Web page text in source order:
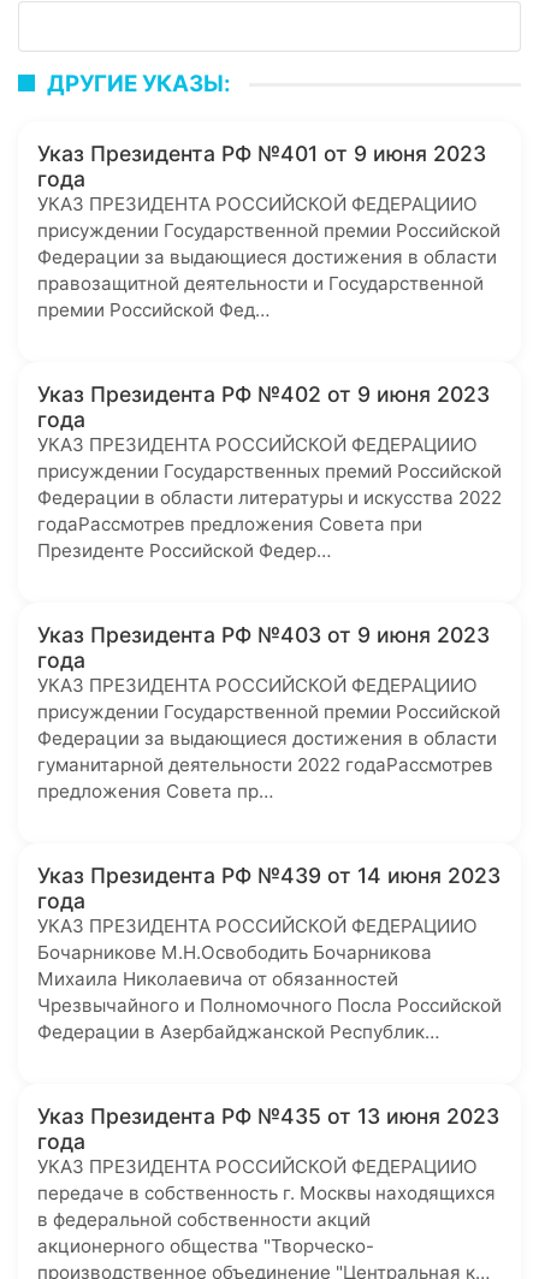
ДРУГИЕ УКАЗЫ:
Указ Президента РФ №401 от 9 июня 2023
года
УКАЗ ПРЕЗИДЕНТА РОССИЙСКОЙ ФЕДЕРАЦИИО
присуждении Государственной премии Российской
Федерации за выдающиеся достижения в области
правозащитной деятельности и Государственной
премии Российской Фед…
Указ Президента РФ №402 от 9 июня 2023
года
УКАЗ ПРЕЗИДЕНТА РОССИЙСКОЙ ФЕДЕРАЦИИО
присуждении Государственных премий Российской
Федерации в области литературы и искусства 2022
годаРассмотрев предложения Совета при
Президенте Российской Федер…
Указ Президента РФ №403 от 9 июня 2023
года
УКАЗ ПРЕЗИДЕНТА РОССИЙСКОЙ ФЕДЕРАЦИИО
присуждении Государственной премии Российской
Федерации за выдающиеся достижения в области
гуманитарной деятельности 2022 годаРассмотрев
предложения Совета пр…
Указ Президента РФ №439 от 14 июня 2023
года
УКАЗ ПРЕЗИДЕНТА РОССИЙСКОЙ ФЕДЕРАЦИИО
Бочарникове М.Н.Освободить Бочарникова
Михаила Николаевича от обязанностей
Чрезвычайного и Полномочного Посла Российской
Федерации в Азербайджанской Республик…
Указ Президента РФ №435 от 13 июня 2023
года
УКАЗ ПРЕЗИДЕНТА РОССИЙСКОЙ ФЕДЕРАЦИИО
передаче в собственность г. Москвы находящихся
в федеральной собственности акций
акционерного общества "Творческо-
производственное объединение "Центральная к…